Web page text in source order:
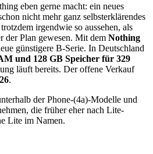
eben gerne macht: ein neues
nicht mehr ganz selbsterklärendes
irgendwie so aussehen, als
der Plan gewesen. Mit dem Nothing
günstigere B-Serie. In Deutschland
und 128 GB Speicher für 329
läuft bereits. Der offene Verkauf
.
der Phone-(4a)-Modelle und
die früher eher nach Lite-
Lite im Namen.